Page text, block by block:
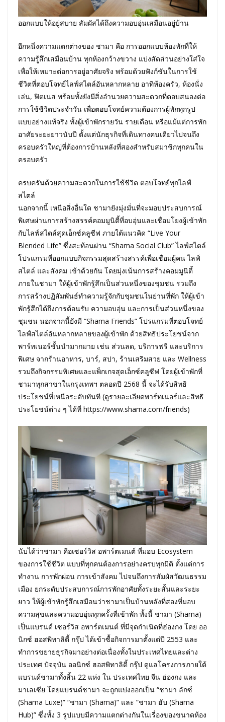
ออกแบบให้อยู่สบาย สัมผัสได้ถึงความอบอุ่นเสมือนอยู่บ้าน
อีกหนึ่งความแตกต่างของ ชามา คือ การออกแบบห้องพักที่ให้
ความรู้สึกเสมือนบ้าน ทุกห้องกว้างขวาง แบ่งสัดส่วนอย่างใส่ใจ
เพื่อให้เหมาะต่อการอยู่อาศัยจริง พร้อมด้วยฟังก์ชันในการใช้
ชีวิตที่ตอบโจทย์ไลฟ์สไตล์อันหลากหลาย อาทิห้องครัว, ห้องนั่ง
เล่น, ฟิตเนส พร้อมทั้งยังมีสิ่งอำนวยความสะดวกที่ตอบสนองต่อ
การใช้ชีวิตประจำวัน เพื่อตอบโจทย์ความต้องการผู้พักทุกรูป
แบบอย่างแท้จริง ทั้งผู้เข้าพักรายวัน รายเดือน หรือแม้แต่การพัก
อาศัยระยะยาวนับปี ตั้งแต่นักธุรกิจที่เดินทางคนเดียวไปจนถึง
ครอบครัวใหญ่ที่ต้องการบ้านหลังที่สองสำหรับสมาชิกทุกคนใน
ครอบครัว
ครบครันด้วยความสะดวกในการใช้ชีวิต ตอบโจทย์ทุกไลฟ์
สไตล์
นอกจากนี้ เหนือสิ่งอื่นใด ชามายังมุ่งมั่นที่จะมอบประสบการณ์
พิเศษผ่านการสร้างสรรค์คอมมูนิตี้ที่อบอุ่นและเชื่อมโยงผู้เข้าพัก
กับไลฟ์สไตล์สุดเอ็กซ์คลูซีฟ ภายใต้แนวคิด “Live Your
Blended Life” ซึ่งสะท้อนผ่าน “Shama Social Club” ไลฟ์สไตล์
โปรแกรมที่ออกแบบกิจกรรมสุดสร้างสรรค์เพื่อเชื่อมผู้คน ไลฟ์
สไตล์ และสังคม เข้าด้วยกัน โดยมุ่งเน้นการสร้างคอมมูนิตี้
ภายในชามา ให้ผู้เข้าพักรู้สึกเป็นส่วนหนึ่งของชุมชน รวมถึง
การสร้างปฏิสัมพันธ์ทำความรู้จักกับชุมชนในย่านที่พัก ให้ผู้เข้า
พักรู้สึกได้ถึงการต้อนรับ ความอบอุ่น และการเป็นส่วนหนึ่งของ
ชุมชน นอกจากนี้ยังมี “Shama Friends” โปรแกรมที่ตอบโจทย์
ไลฟ์สไตล์อันหลากหลายของผู้เข้าพัก ด้วยสิทธิประโยชน์จาก
พาร์ทเนอร์ชั้นนำมากมาย เช่น ส่วนลด, บริการฟรี และบริการ
พิเศษ จากร้านอาหาร, บาร์, สปา, ร้านเสริมสวย และ Wellness
รวมถึงกิจกรรมพิเศษและแพ็กเกจสุดเอ็กซ์คลูซีฟ โดยผู้เข้าพักที่
ชามาทุกสาขาในกรุงเทพฯ ตลอดปี 2568 นี้ จะได้รับสิทธิ
ประโยชน์ที่เหนือระดับทันที (ดูรายละเอียดพาร์ทเนอร์และสิทธิ
ประโยชน์ต่าง ๆ ได้ที่ https://www.shama.com/friends)
นับได้ว่าชามา คือเซอร์วิส อพาร์ตเมนต์ ที่มอบ Ecosystem
ของการใช้ชีวิต แบบที่ทุกคนต้องการอย่างครบทุกมิติ ตั้งแต่การ
ทำงาน การพักผ่อน การเข้าสังคม ไปจนถึงการสัมผัสวัฒนธรรม
เมือง ยกระดับประสบการณ์การพักอาศัยทั้งระยะสั้นและระยะ
ยาว ให้ผู้เข้าพักรู้สึกเสมือนว่าชามาเป็นบ้านหลังที่สองที่มอบ
ความสุขและความอบอุ่นทุกครั้งที่เข้าพัก ทั้งนี้ ชามา (Shama)
เป็นแบรนด์ เซอร์วิส อพาร์ตเมนต์ ที่มีจุดกำเนิดที่ฮ่องกง โดย ออ
นิกซ์ ฮอสพิทาลิตี้ กรุ๊ป ได้เข้าซื้อกิจการมาตั้งแต่ปี 2553 และ
ทำการขยายธุรกิจมาอย่างต่อเนื่องทั้งในประเทศไทยและต่าง
ประเทศ ปัจจุบัน ออนิกซ์ ฮอสพิทาลิตี้ กรุ๊ป ดูแลโครงการภายใต้
แบรนด์ชามาทั้งสิ้น 22 แห่ง ใน ประเทศไทย จีน ฮ่องกง และ
มาเลเซีย โดยแบรนด์ชามา จะถูกแบ่งออกเป็น “ชามา ลักซ์
(Shama Luxe)” “ชามา (Shama)” และ ”ชามา ฮับ (Shama
Hub)” ซึ่งทั้ง 3 รูปแบบมีความแตกต่างกันในเรื่องของขนาดห้อง